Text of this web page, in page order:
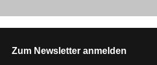
Zum Newsletter anmelden